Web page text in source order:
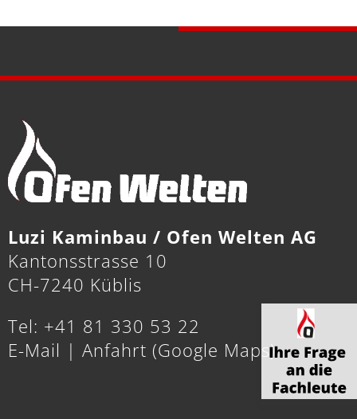
Luzi Kaminbau / Ofen Welten AG
Kantonsstrasse 10
CH-7240 Küblis
Tel: +41 81 330 53 22
E-Mail | Anfahrt (Google Maps)